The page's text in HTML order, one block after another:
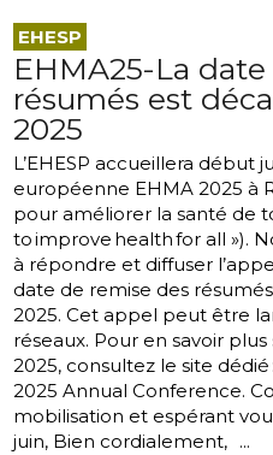
EHESP
EHMA25-La
résumés est
2025
L’EHESP accueillera début
européenne EHMA 2025 à
pour améliorer la santé de
to improve health for all »).
à répondre et diffuser
date de remise des
2025. Cet appel peut être
réseaux. Pour en savoir
2025, consultez le site
2025 Annual Conference.
mobilisation et espérant
juin, Bien cordialement, ...